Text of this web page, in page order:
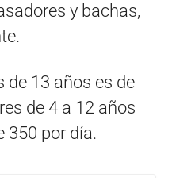
y bachas,
de 13 años es de
de 4 a 12 años
350 por día.